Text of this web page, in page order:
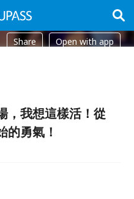
Share Open with app
，我想這樣活！從
的勇氣！